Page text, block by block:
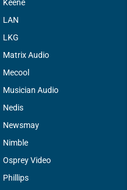
Keene
LAN
LKG
Matrix Audio
Mecool
Musician Audio
Nedis
Newsmay
Nimble
Osprey Video
Phillips